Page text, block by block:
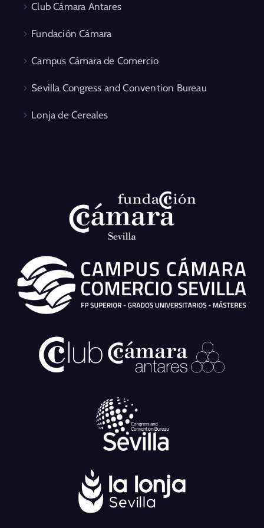
Club Cámara Antares
Fundación Cámara
Campus Cámara de Comercio
Sevilla Congress and Convention Bureau
Lonja de Cereales